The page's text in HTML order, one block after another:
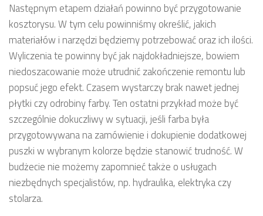
Następnym etapem działań powinno być przygotowanie
kosztorysu. W tym celu powinniśmy określić, jakich
materiałów i narzędzi będziemy potrzebować oraz ich ilości.
Wyliczenia te powinny być jak najdokładniejsze, bowiem
niedoszacowanie może utrudnić zakończenie remontu lub
popsuć jego efekt. Czasem wystarczy brak nawet jednej
płytki czy odrobiny farby. Ten ostatni przykład może być
szczególnie dokuczliwy w sytuacji, jeśli farba była
przygotowywana na zamówienie i dokupienie dodatkowej
puszki w wybranym kolorze będzie stanowić trudność. W
budżecie nie możemy zapomnieć także o usługach
niezbędnych specjalistów, np. hydraulika, elektryka czy
stolarza.